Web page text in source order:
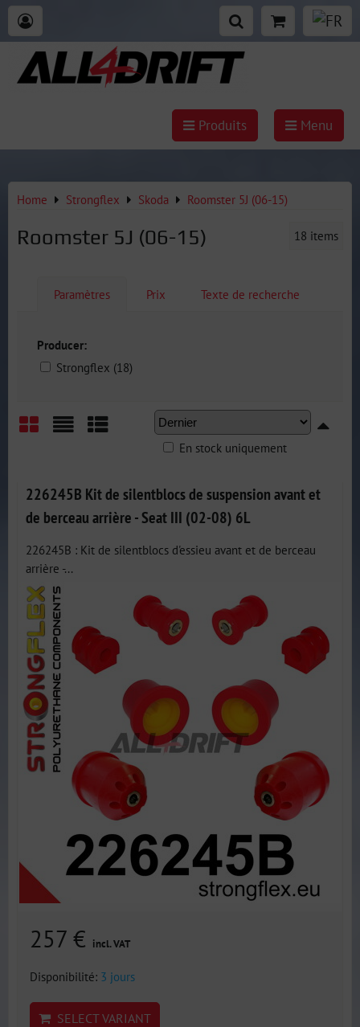
Produits Menu
Home Strongflex Skoda Roomster 5J (06-15)
Roomster 5J (06-15) 18 items
Paramètres Prix Texte de recherche
Producer:
Strongflex (18)
En stock uniquement
226245B Kit de silentblocs de suspension avant et
de berceau arrière - Seat III (02-08) 6L
226245B : Kit de silentblocs d'essieu avant et de berceau
arrière -...
257 € incl. VAT
Disponibilité: 3 jours
SELECT VARIANT